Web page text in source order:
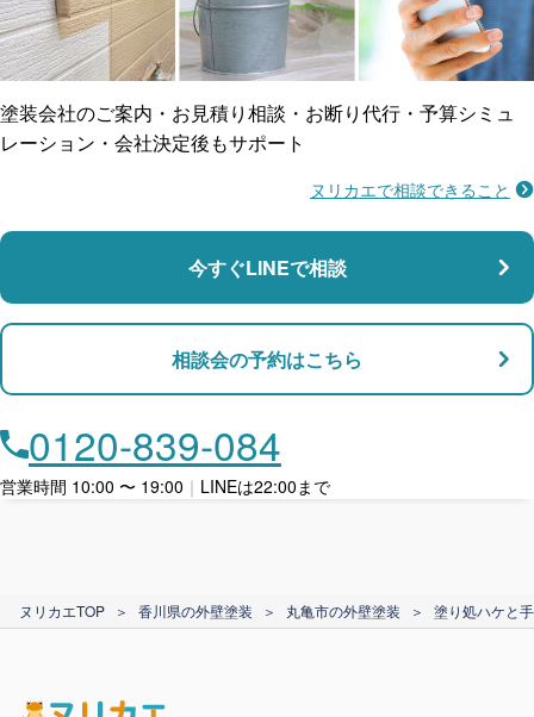
ご近所トラブルに
賠償保険
瑕疵保険
支払い対応
ローン利用
カード支払い
防水工事
マンション・アパート対応
店舗・事務所対応
塗装会社のご案内・お見積り相談・お断り代行・予算シミュ
レーション・会社決定後もサポート
ヌリカエで相談できること
今すぐLINEで相談
相談会の予約はこちら
0120-839-084
営業時間 10:00 〜 19:00 ｜ LINEは22:00まで
ヌリカエTOP ＞ 香川県の外壁塗装 ＞ 丸亀市の外壁塗装 ＞ 塗り処ハケと